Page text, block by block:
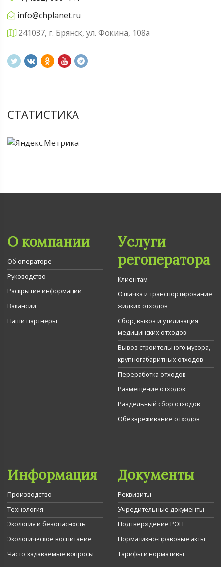
info@chplanet.ru
241037, г. Брянск, ул. Фокина, 108а
СТАТИСТИКА
О компании
Об операторе
Руководство
Раскрытие информации
Вакансии
Наши партнеры
Услуги
регоператора
Клиентам
Откачка и транспортирование
жидких отходов
Сбор, вывоз и утилизация
медицинских отходов
Вывоз строительного мусора,
крупногабаритных отходов
Переработка отходов
Размещение отходов
Раздельный сбор отходов
Обезвреживание отходов
Информация
Производство
Технология
Экология и безопасность
Экологическое воспитание
Часто задаваемые вопросы
Документы
Реквизиты
Учредительные документы
Подтверждение РОП
Нормативно-правовые акты
Тарифы и нормативы